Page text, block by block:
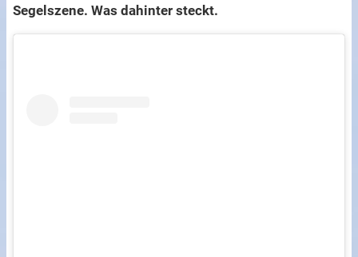
Segelszene. Was dahinter steckt.